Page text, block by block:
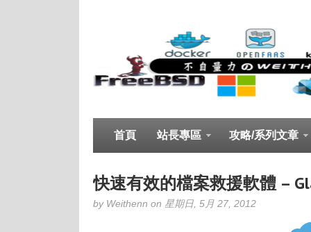
首頁 站長專區 攻略/系列文章
快速有效的檔案救援軟體 –
by Weithenn on 星期日, 5月 27, 2012